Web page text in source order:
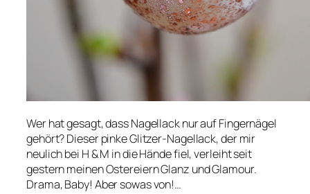
Wer hat gesagt, dass Nagellack nur auf Fingernägel
gehört? Dieser pinke Glitzer-Nagellack, der mir
neulich bei H & M in die Hände fiel, verleiht seit
gestern meinen Ostereiern Glanz und Glamour.
Drama, Baby! Aber sowas von!…